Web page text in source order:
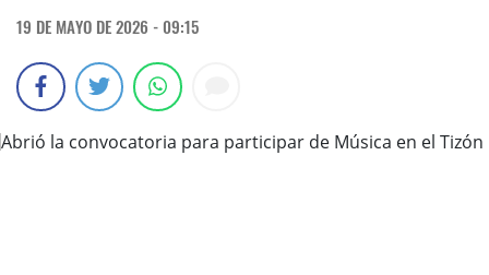
19 DE MAYO DE 2026 - 09:15